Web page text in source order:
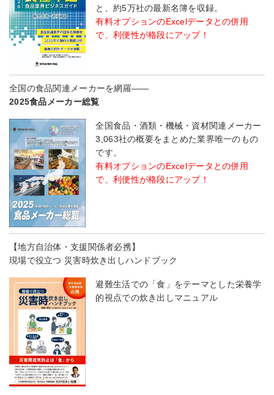
と、約5万社の最新名簿を収録。
有料オプションのExcelデータとの併用
で、利便性が格段にアップ！
全国の食品関連メーカーを網羅――
2025食品メーカー総覧
全国食品・酒類・機械・資材関連メーカー
3,063社の概要をまとめた業界唯一のもの
です。
有料オプションのExcelデータとの併用
で、利便性が格段にアップ！
【地方自治体・支援関係者必携】
現場で役立つ 災害時炊き出しハンドブック
避難生活での「食」をテーマとした栄養学
的視点での炊き出しマニュアル